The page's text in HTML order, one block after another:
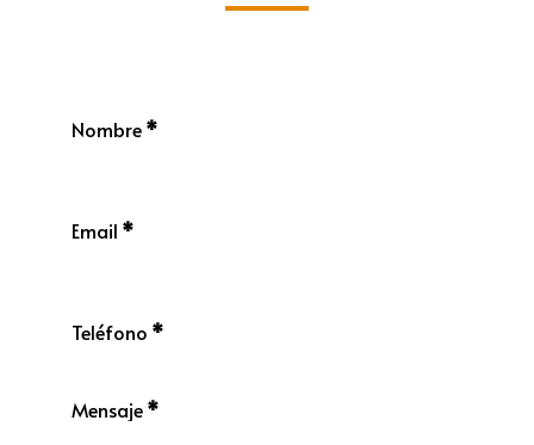
Nombre*
Email *
Teléfono *
Mensaje*